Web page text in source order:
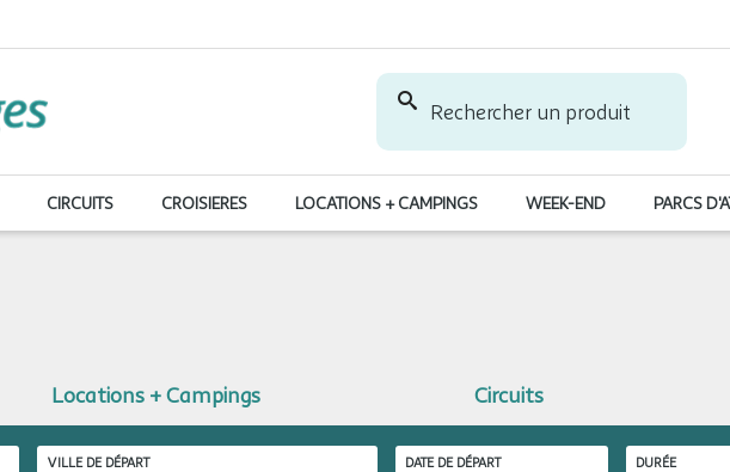
Rechercher un produit
CIRCUITS CROISIERES LOCATIONS + CAMPINGS WEEK-END PARCS
Locations + Campings Circuits
VILLE DE DÉPART DATE DE DÉPART DURÉE